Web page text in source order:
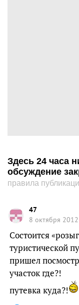
Здесь 24 часа
обсуждение
правила
47
8 октября
Состоится
туристической
пришел
участок где?!
путевка куда?!